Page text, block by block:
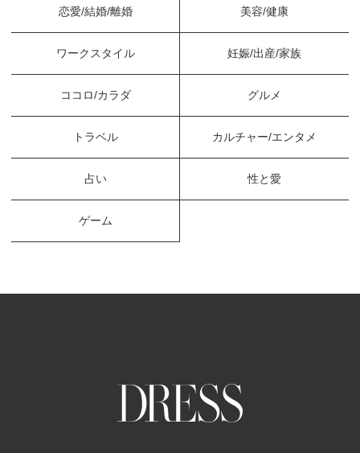
恋愛/結婚/離婚 美容/健康
ワークスタイル 妊娠/出産/家族
ココロ/カラダ グルメ
トラベル カルチャー/エンタメ
占い 性と愛
ゲーム